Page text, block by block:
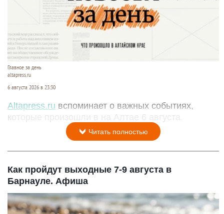
Главное за день
altapress.ru
6 августа 2026 в 23:30
Altapress.ru вспоминает о важных событиях,
которые произошли в на Алтае 6 августа.
Читать полностью
Как пройдут выходные 7-9 августа в
Барнауле. Афиша